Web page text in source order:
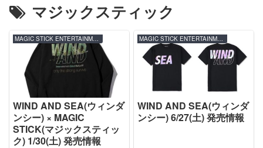
マジックスティック
WIND AND SEA(ウィンダ
ンシー) × MAGIC
STICK(マジックスティッ
ク) 1/30(土) 発売情報
WIND AND SEA(ウィンダ
ンシー) 6/27(土) 発売情報